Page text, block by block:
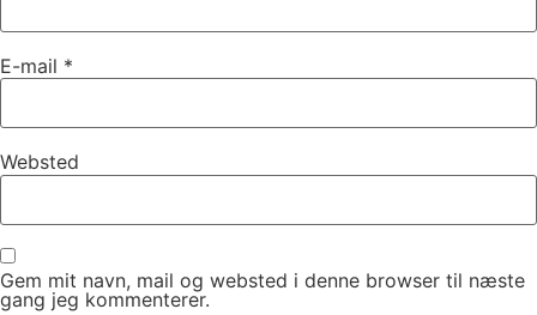
E-mail *
Websted
Gem mit navn, mail og websted i denne browser til næste
gang jeg kommenterer.